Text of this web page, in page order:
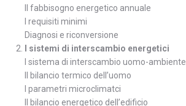
Il fabbisogno energetico annuale
I requisiti minimi
Diagnosi e riconversione
I sistemi di interscambio energetici
I sistema di interscambio uomo-ambiente
Il bilancio termico dell’uomo
I parametri microclimatci
Il bilancio energetico dell’edificio